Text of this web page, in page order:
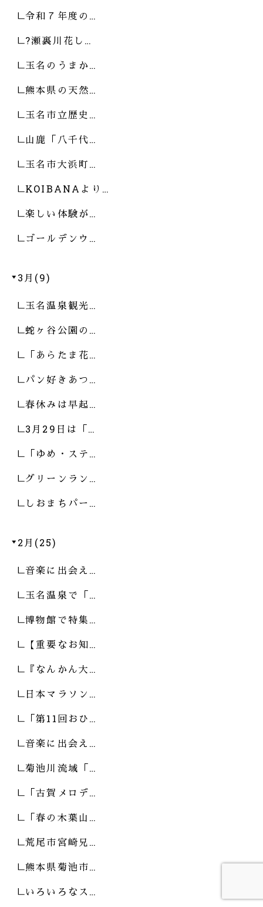
令和７年度の…
?瀬裏川花し…
玉名のうまか…
熊本県の天然…
玉名市立歴史…
山鹿「八千代…
玉名市大浜町…
KOIBANAより…
楽しい体験が…
ゴールデンウ…
3月(9)
玉名温泉観光…
蛇ヶ谷公園の…
「あらたま花…
パン好きあつ…
春休みは早起…
3月29日は「…
「ゆめ・ステ…
グリーンラン…
しおまちパー…
2月(25)
音楽に出会え…
玉名温泉で「…
博物館で特集…
【重要なお知…
『なんかん大…
日本マラソン…
「第11回おひ…
音楽に出会え…
菊池川流域「…
「古賀メロデ…
「春の木葉山…
荒尾市宮崎兄…
熊本県菊池市…
いろいろなス…